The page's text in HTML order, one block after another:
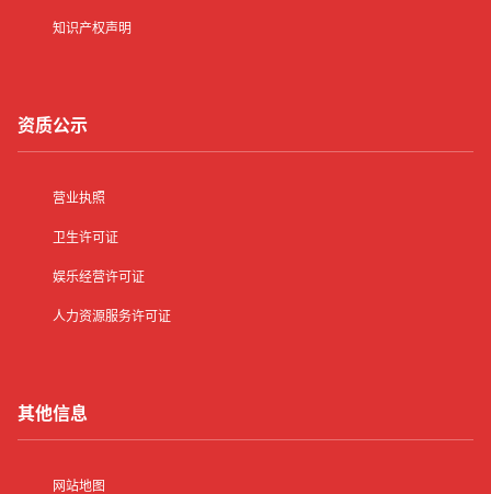
知识产权声明
资质公示
营业执照
卫生许可证
娱乐经营许可证
人力资源服务许可证
其他信息
网站地图